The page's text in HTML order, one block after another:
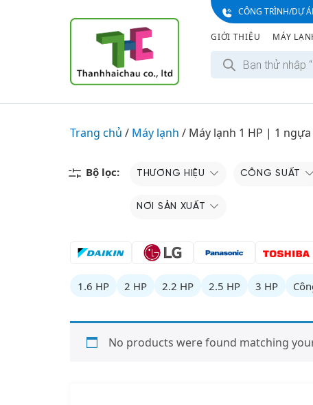
c
CÔNG TRÌNH/DỰ
GIỚI THIỆU MÁY
T
m
i
s
h
Trang chủ / Máy lạnh / Máy lạnh 1 HP | 1 ngựa
Bộ lọc: THƯƠNG HIỆU CÔNG SUẤT
NƠI SẢN XUẤT
1.6 HP 2 HP 2.2 HP 2.5 HP 3 HP
No products were found matching